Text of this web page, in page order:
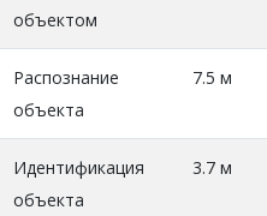
объектом
Распознание
объекта
7.5 м
Идентификация
объекта
3.7 м